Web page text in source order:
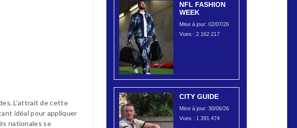
L’attrait de cette
idéal pour appliquer
nationales se
NFL FASHION
WEEK
Mise à jour: 02/07/26
Vues : 2 162 217
CITY GUIDE
Mise à jour: 30/06/26
Vues : 1 391 474